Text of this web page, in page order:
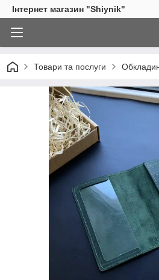
Інтернет магазин "Shiynik"
Товари та послуги